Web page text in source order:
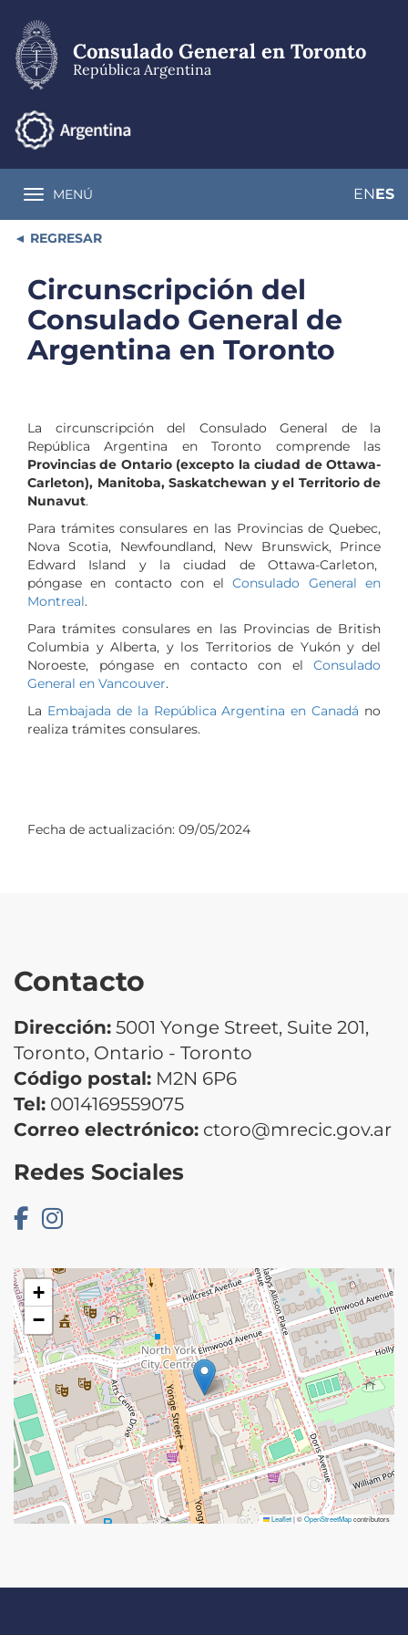
contenido
principal
Consulado General en Toronto
República Argentina
Toggle navigation
MENÚ ENES
REGRESAR
Circunscripción del
Consulado General de
Argentina en Toronto
La circunscripción del Consulado General de la
República Argentina en Toronto comprende las
Provincias de Ontario (excepto la ciudad de Ottawa-
Carleton), Manitoba, Saskatchewan y el Territorio de
Nunavut.
Para trámites consulares en las Provincias de Quebec,
Nova Scotia, Newfoundland, New Brunswick, Prince
Edward Island y la ciudad de Ottawa-Carleton,
póngase en contacto con elConsulado General en
Montreal.
Para trámites consulares en las Provincias de British
Columbia y Alberta, y los Territorios de Yukón y del
Noroeste, póngase en contacto con el Consulado
General en Vancouver.
La Embajada de la República Argentina en Canadá no
realiza trámites consulares.
Fecha de actualización: 09/05/2024
Contacto
Dirección: 5001 Yonge Street, Suite 201,
Toronto, Ontario - Toronto
Código postal: M2N 6P6
Tel: 0014169559075
Correo electrónico: ctoro@mrecic.gov.ar
Redes Sociales
+
−
Leaflet|©OpenStreetMapcontributors